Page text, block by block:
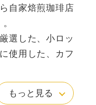
自家焙煎珈琲店
選した、小ロッ
使用した、カフ
イプ。
もっと見る